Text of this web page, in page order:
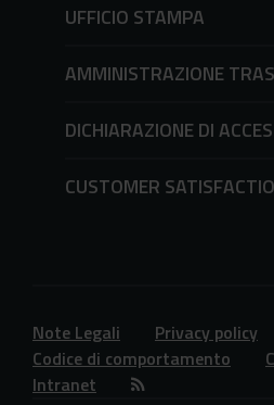
UFFICIO STAMPA
AMMINISTRAZIONE
DICHIARAZIONE DI
CUSTOMER
Note Legali Privacy policy
Codice di comportamento
Intranet